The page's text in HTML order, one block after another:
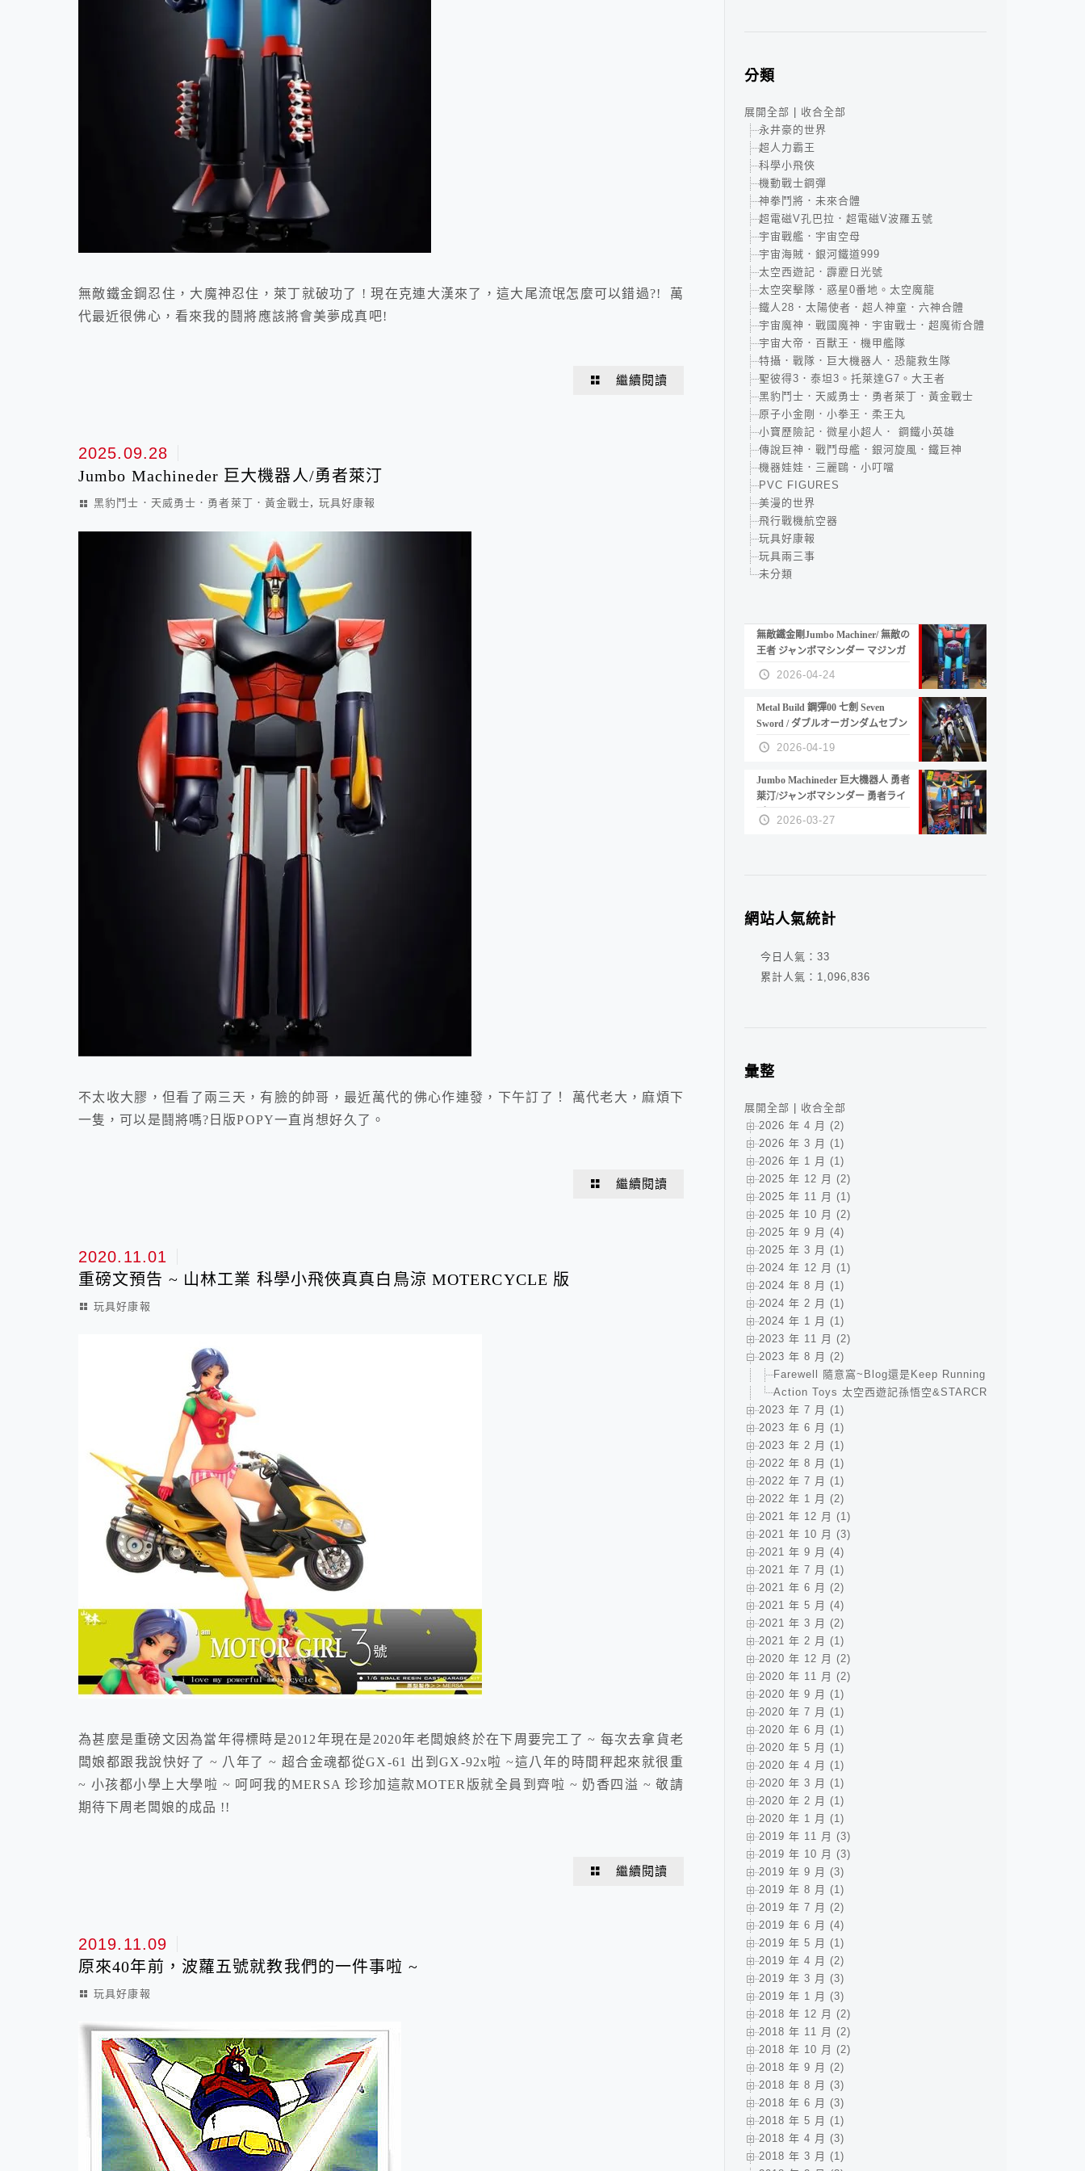
無敵鐵金鋼忍住，大魔神忍住，萊丁就破功了 ! 現在克連大漢來了，這大尾流氓怎麼可以錯過?! 萬
代最近很佛心，看來我的鬪將應該將會美夢成真吧!
繼續閱讀
2025.09.28
Jumbo Machineder 巨大機器人/勇者萊汀
黑豹鬥士．天威勇士．勇者萊丁．黃金戰士, 玩具好康報
不太收大膠，但看了兩三天，有臉的帥哥，最近萬代的佛心作連發，下午訂了！ 萬代老大，麻煩下
一隻，可以是鬪將嗎?日版POPY一直肖想好久了。
繼續閱讀
2020.11.01
重磅文預告 ~ 山林工業 科學小飛俠真真白鳥涼 MOTERCYCLE 版
玩具好康報
為甚麼是重磅文因為當年得標時是2012年現在是2020年老闆娘終於在下周要完工了 ~ 每次去拿貨老
闆娘都跟我說快好了 ~ 八年了 ~ 超合金魂都從GX-61 出到GX-92x啦 ~這八年的時間秤起來就很重
~ 小孩都小學上大學啦 ~ 呵呵我的MERSA 珍珍加這款MOTER版就全員到齊啦 ~ 奶香四溢 ~ 敬請
期待下周老闆娘的成品 !!
繼續閱讀
2019.11.09
原來40年前，波蘿五號就教我們的一件事啦 ~
玩具好康報
分類
展開全部
收合全部
永井豪的世界
超人力霸王
科學小飛俠
機動戰士鋼彈
神拳鬥將．未來合體
超電磁V孔巴拉．超電磁V波羅五號
宇宙戰艦．宇宙空母
宇宙海賊．銀河鐵道999
太空西遊記．霹靂日光號
太空突擊隊．惑星0番地。太空魔龍
鐵人28．太陽使者．超人神童．六神合體
宇宙魔神．戰國魔神．宇宙戰士．超魔術合體
宇宙大帝．百獸王．機甲艦隊
特攝．戰隊．巨大機器人．恐龍救生隊
聖彼得3．泰坦3。托萊達G7。大王者
黑豹鬥士．天威勇士．勇者萊丁．黃金戰士
原子小金剛．小拳王．柔王丸
小寶歷險記．微星小超人． 鋼鐵小英雄
傳說巨神．戰鬥母艦．銀河旋風．鐵巨神
機器娃娃．三麗鷗．小叮噹
PVC FIGURES
美漫的世界
飛行戰機航空器
玩具好康報
玩具兩三事
未分類
無敵鐵金剛Jumbo Machiner/ 無敵の
王者 ジャンボマシンダー マジンガ
ーZ
2026-04-24
Metal Build 鋼彈00 七劍 Seven
Sword / ダブルオーガンダムセブン
ソード/G
2026-04-19
Jumbo Machineder 巨大機器人 勇者
萊汀/ジャンボマシンダー 勇者ライ
ディーン
2026-03-27
網站人氣統計
今日人氣： 33
累計人氣： 1,096,836
彙整
展開全部
收合全部
2026 年 4 月 (2)
2026 年 3 月 (1)
2026 年 1 月 (1)
2025 年 12 月 (2)
2025 年 11 月 (1)
2025 年 10 月 (2)
2025 年 9 月 (4)
2025 年 3 月 (1)
2024 年 12 月 (1)
2024 年 8 月 (1)
2024 年 2 月 (1)
2024 年 1 月 (1)
2023 年 11 月 (2)
2023 年 8 月 (2)
Farewell 隨意窩~Blog還是Keep Running!!
Action Toys 太空西遊記孫悟空&STARCROW / Action
2023 年 7 月 (1)
2023 年 6 月 (1)
2023 年 2 月 (1)
2022 年 8 月 (1)
2022 年 7 月 (1)
2022 年 1 月 (2)
2021 年 12 月 (1)
2021 年 10 月 (3)
2021 年 9 月 (4)
2021 年 7 月 (1)
2021 年 6 月 (2)
2021 年 5 月 (4)
2021 年 3 月 (2)
2021 年 2 月 (1)
2020 年 12 月 (2)
2020 年 11 月 (2)
2020 年 9 月 (1)
2020 年 7 月 (1)
2020 年 6 月 (1)
2020 年 5 月 (1)
2020 年 4 月 (1)
2020 年 3 月 (1)
2020 年 2 月 (1)
2020 年 1 月 (1)
2019 年 11 月 (3)
2019 年 10 月 (3)
2019 年 9 月 (3)
2019 年 8 月 (1)
2019 年 7 月 (2)
2019 年 6 月 (4)
2019 年 5 月 (1)
2019 年 4 月 (2)
2019 年 3 月 (3)
2019 年 1 月 (3)
2018 年 12 月 (2)
2018 年 11 月 (2)
2018 年 10 月 (2)
2018 年 9 月 (2)
2018 年 8 月 (3)
2018 年 6 月 (3)
2018 年 5 月 (1)
2018 年 4 月 (3)
2018 年 3 月 (1)